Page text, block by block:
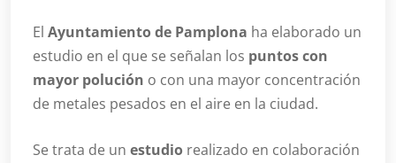
El Ayuntamiento de Pamplona ha elaborado un
estudio en el que se señalan los puntos con
mayor polución o con una mayor concentración
de metales pesados en el aire en la ciudad.
Se trata de un estudio realizado en colaboración